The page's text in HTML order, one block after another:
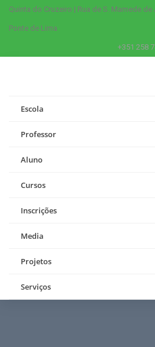
Quinta do Cruzeiro | Rua de S. Mamede
Ponte de Lima
+351 258
Escola
Professor
Aluno
Cursos
Inscrições
Media
Projetos
Serviços